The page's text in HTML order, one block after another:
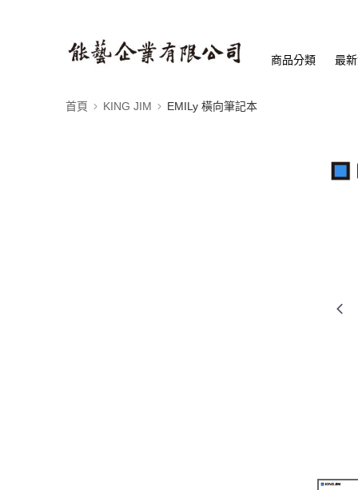
商品分類 最
首頁 KING JIM EMILy 橫向筆記本